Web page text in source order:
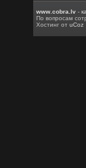
www.cobra.lv -
По вопросам
Хостинг отuCoz